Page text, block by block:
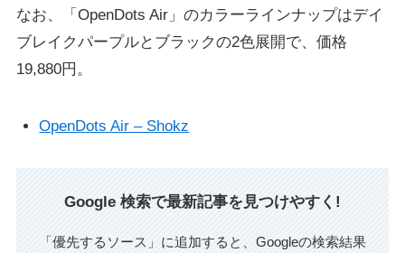
なお、「OpenDots Air」のカラーラインナップはデイ
ブレイクパープルとブラックの2色展開で、価格
19,880円。
OpenDots Air – Shokz
Google 検索で最新記事を見つけやすく!
「優先するソース」に追加すると、Googleの検索結果